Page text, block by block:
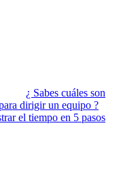
¿ Sabes cuáles son
dirigir un equipo ?
el tiempo en 5 pasos